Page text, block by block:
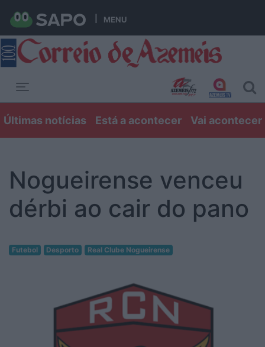
MENU
Últimas notícias Está a acontecer Vai acontecer
Nogueirense venceu
dérbi ao cair do pano
Futebol Desporto Real Clube Nogueirense